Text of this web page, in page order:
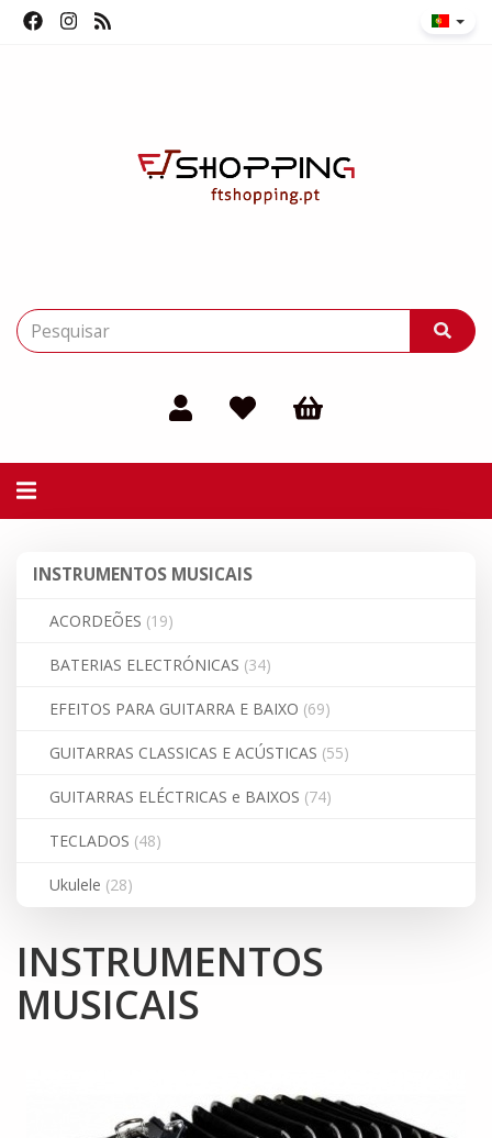
Alternar
MUSICAIS
INSTRUMENTOS MUSICAIS
ACORDEÕES (19)
BATERIAS ELECTRÓNICAS (34)
EFEITOS PARA GUITARRA E BAIXO (69)
GUITARRAS CLASSICAS E ACÚSTICAS (55)
GUITARRAS ELÉCTRICAS e BAIXOS (74)
TECLADOS (48)
Ukulele (28)
INSTRUMENTOS
MUSICAIS